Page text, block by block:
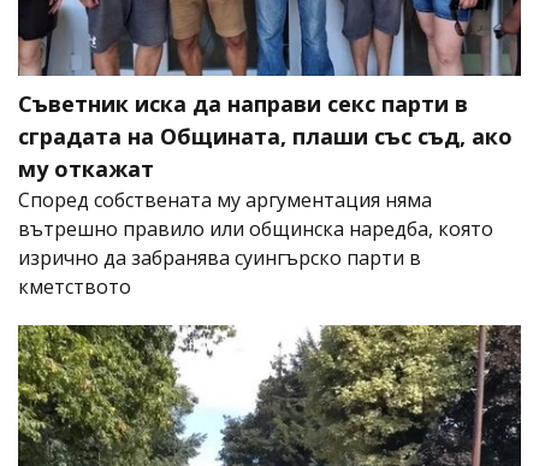
Съветник иска да направи секс парти в
сградата на Общината, плаши със съд, ако
му откажат
Според собствената му аргументация няма
вътрешно правило или общинска наредба, която
изрично да забранява суингърско парти в
кметството